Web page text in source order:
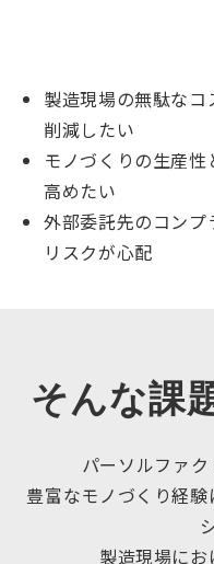
製造現場の無駄なコ
削減したい
モノづくりの生産性
高めたい
外部委託先のコンプ
リスクが心配
そんな課
パーソルファク
豊富なモノづくり経
製造現場に